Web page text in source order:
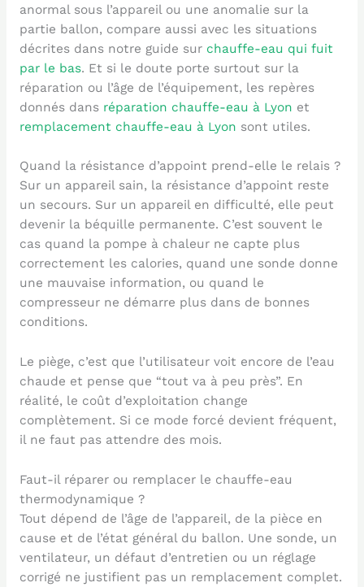
anormal sous l’appareil ou une anomalie sur la
partie ballon, compare aussi avec les situations
décrites dans notre guide sur chauffe-eau qui fuit
par le bas. Et si le doute porte surtout sur la
réparation ou l’âge de l’équipement, les repères
donnés dans réparation chauffe-eau à Lyon et
remplacement chauffe-eau à Lyon sont utiles.
Quand la résistance d’appoint prend-elle le relais ?
Sur un appareil sain, la résistance d’appoint reste
un secours. Sur un appareil en difficulté, elle peut
devenir la béquille permanente. C’est souvent le
cas quand la pompe à chaleur ne capte plus
correctement les calories, quand une sonde donne
une mauvaise information, ou quand le
compresseur ne démarre plus dans de bonnes
conditions.
Le piège, c’est que l’utilisateur voit encore de l’eau
chaude et pense que “tout va à peu près”. En
réalité, le coût d’exploitation change
complètement. Si ce mode forcé devient fréquent,
il ne faut pas attendre des mois.
Faut-il réparer ou remplacer le chauffe-eau
thermodynamique ?
Tout dépend de l’âge de l’appareil, de la pièce en
cause et de l’état général du ballon. Une sonde, un
ventilateur, un défaut d’entretien ou un réglage
corrigé ne justifient pas un remplacement complet.